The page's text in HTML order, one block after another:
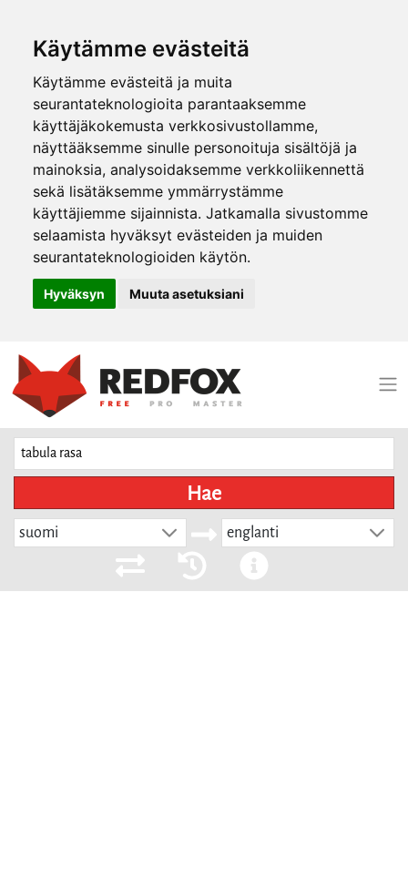
Käytämme evästeitä
Käytämme evästeitä ja muita
seurantateknologioita parantaaksemme
käyttäjäkokemusta verkkosivustollamme,
näyttääksemme sinulle personoituja sisältöjä ja
mainoksia, analysoidaksemme verkkoliikennettä
sekä lisätäksemme ymmärrystämme
käyttäjiemme sijainnista. Jatkamalla sivustomme
selaamista hyväksyt evästeiden ja muiden
seurantateknologioiden käytön.
Hyväksyn Muuta asetuksiani
Hae
suomi englanti